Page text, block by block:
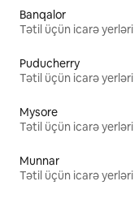
Banqalor
Tətil üçün icarə yerləri
Puducherry
Tətil üçün icarə yerləri
Mysore
Tətil üçün icarə yerləri
Munnar
Tətil üçün icarə yerləri